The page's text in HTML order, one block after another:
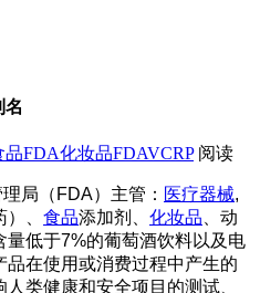
名
FDA化妆品FDAVCRP 阅读
局（ FDA）主管： 医疗器械,
、 食品添加剂、 化妆品 、动
量低于7%的葡萄酒饮料以及电
品在使用或消费过程中产生的
类健康和安全项目的测试、